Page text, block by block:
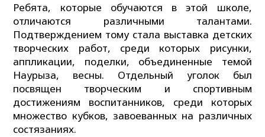
Ребята, которые обучаются в этой школе,
отличаются различными талантами.
Подтверждением тому стала выставка детских
творческих работ, среди которых рисунки,
аппликации, поделки, объединенные темой
Наурыза, весны. Отдельный уголок был
посвящен творческим и спортивным
достижениям воспитанников, среди которых
множество кубков, завоеванных на различных
состязаниях.